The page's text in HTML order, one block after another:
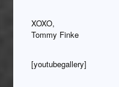
XOXO,
Tommy Finke
[youtubegallery]